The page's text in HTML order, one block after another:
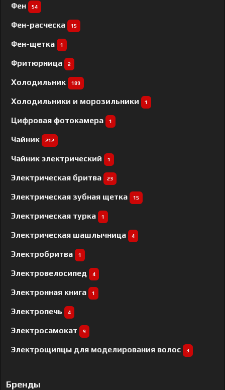
Фен 54
Фен-расческа 15
Фен-щетка 1
Фритюрница 2
Холодильник 189
Холодильники и морозильники 1
Цифровая фотокамера 1
Чайник 212
Чайник электрический 1
Электрическая бритва 23
Электрическая зубная щетка 15
Электрическая турка 1
Электрическая шашлычница 4
Электробритва 1
Электровелосипед 4
Электронная книга 1
Электропечь 4
Электросамокат 9
Электрощипцы для моделирования волос 3
Бренды